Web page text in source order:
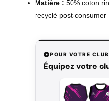
Matière : 50% coton
recyclé post-consumer
POUR VOTRE CLUB
Équipez votre